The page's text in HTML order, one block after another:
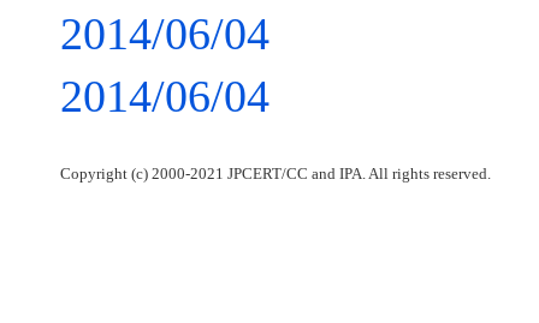
2014/06/04
2014/06/04
Copyright (c) 2000-2021 JPCERT/CC and IPA. All rights reserved.